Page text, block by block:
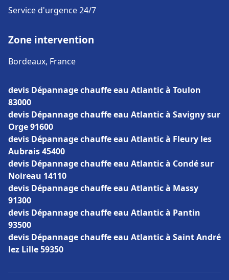
Service d'urgence 24/7
Zone intervention
Bordeaux, France
devis Dépannage chauffe eau Atlantic à Toulon
83000
devis Dépannage chauffe eau Atlantic à Savigny sur
Orge 91600
devis Dépannage chauffe eau Atlantic à Fleury les
Aubrais 45400
devis Dépannage chauffe eau Atlantic à Condé sur
Noireau 14110
devis Dépannage chauffe eau Atlantic à Massy
91300
devis Dépannage chauffe eau Atlantic à Pantin
93500
devis Dépannage chauffe eau Atlantic à Saint André
lez Lille 59350